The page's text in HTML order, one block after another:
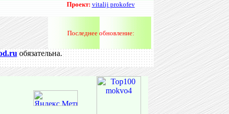
Проект: vitalij prokofev
Последнее обновление:
обязательна.